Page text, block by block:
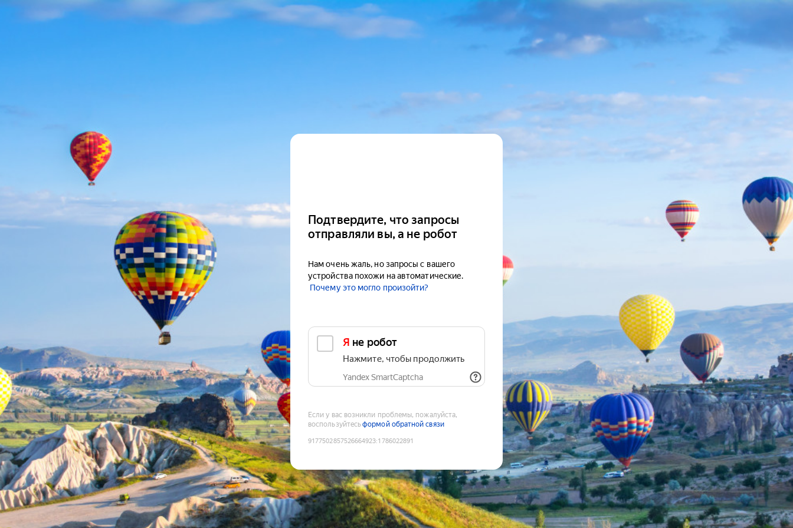
Подтвердите, что запросы
отправляли вы, а не робот
Нам очень жаль, но запросы с вашего
устройства похожи на автоматические.
Почему это могло произойти?
Я не робот
Нажмите, чтобы продолжить
Yandex SmartCaptcha
Если у вас возникли проблемы, пожалуйста,
воспользуйтесьформой обратной связи
9177502857526664923:1786022891